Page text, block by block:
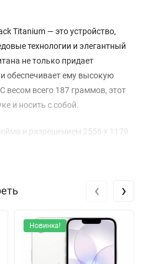
Titanium — это устройство,
технологии и элегантный
не только придает
обеспечивает ему высокую
весом всего 187 граммов, этот
и носить с собой.
и разрешением 2556 x 1179
яркое OLED-изображение с
настоящему приятным.
невероятную
запускать даже самые
и игры. Память на 256 ГБ
для хранения ваших
Новинка!
‹ ›